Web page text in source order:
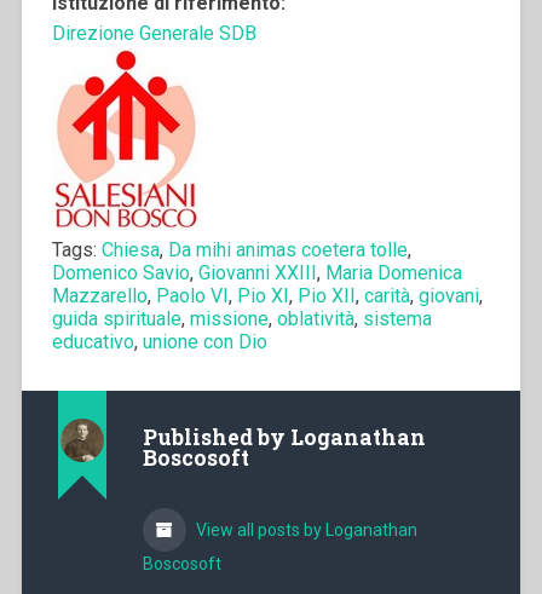
Direzione Generale SDB
Tags: Chiesa, Da mihi animas coetera tolle,
Domenico Savio, Giovanni XXIII , Maria Domenica
Mazzarello, Paolo VI , Pio XI , Pio XII , carità, giovani,
guida spirituale, missione, oblatività, sistema
educativo, unione con Dio
Published by Loganathan
Boscosoft
View all posts by Loganathan
Boscosoft